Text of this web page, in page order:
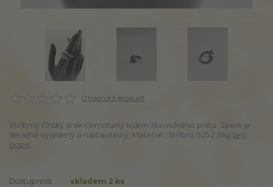
Ohodnotit produkt
Stříbrný čínský drak obmotaný kolem libovolného prstu. Šperk je
detallně vyvedený a nastavitelný. Material : Stříbro 925 2,36g celý
popis
Dostupnost skladem 2 ks